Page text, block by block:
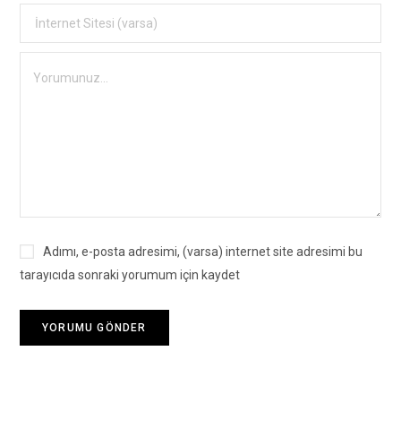
Adımı, e-posta adresimi, (varsa) internet site adresimi bu
tarayıcıda sonraki yorumum için kaydet